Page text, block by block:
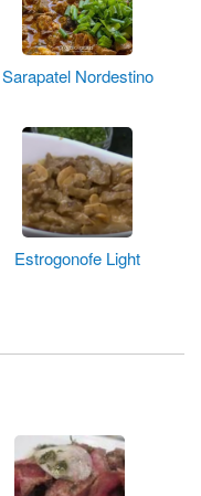
Sarapatel Nordestino
Estrogonofe Light